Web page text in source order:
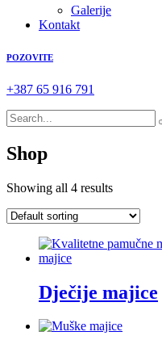
Galerije
Kontakt
POZOVITE
+387 65 916 791
Shop
Showing all 4 results
Dječije majice